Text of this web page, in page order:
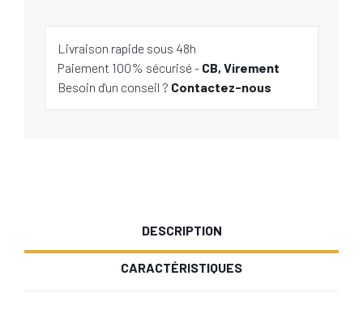
Livraison rapide sous 48h
Paiement 100% sécurisé - CB, Virement
Besoin d'un conseil ? Contactez-nous
DESCRIPTION
CARACTÉRISTIQUES